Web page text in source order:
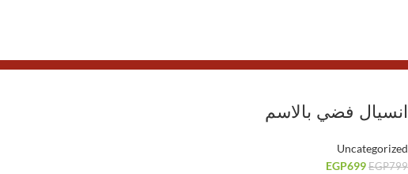
انسيال فضي بالاسم
Uncategorized
EGP799
EGP699